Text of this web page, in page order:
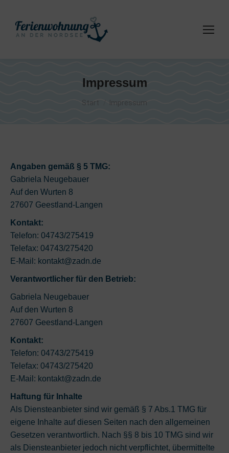
Impressum
Start Impressum
Angaben gemäß § 5 TMG:
Gabriela Neugebauer
Auf den Wurten 8
27607 Geestland-Langen
Kontakt:
Telefon: 04743/275419
Telefax: 04743/275420
E-Mail: kontakt@zadn.de
Verantwortlicher für den Betrieb:
Gabriela Neugebauer
Auf den Wurten 8
27607 Geestland-Langen
Kontakt:
Telefon: 04743/275419
Telefax: 04743/275420
E-Mail: kontakt@zadn.de
Haftung für Inhalte
Als Diensteanbieter sind wir gemäß § 7 Abs.1 TMG für
eigene Inhalte auf diesen Seiten nach den allgemeinen
Gesetzen verantwortlich. Nach §§ 8 bis 10 TMG sind wir
als Diensteanbieter jedoch nicht verpflichtet, übermittelte